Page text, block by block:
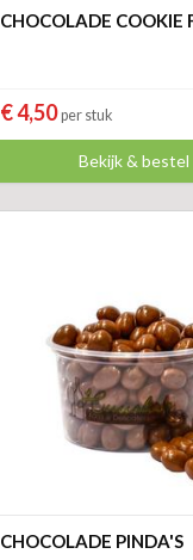
CHOCOLADE COOKIE
€ 4,50per stuk
Bekijk & bestel
CHOCOLADE PINDA'S